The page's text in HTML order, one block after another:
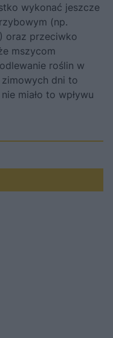
wykonać jeszcze
(np.
oraz przeciwko
mszycom
roślin w
zimowych dni to
miało to wpływu